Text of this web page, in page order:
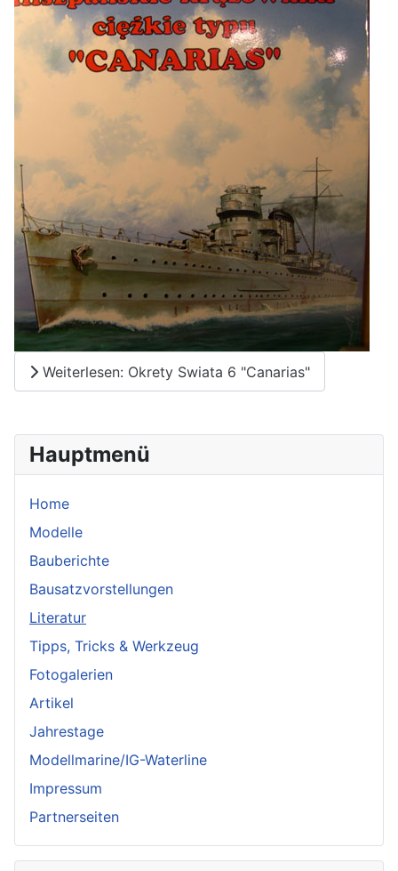
Hauptmenü
Home
Modelle
Bauberichte
Bausatzvorstellungen
Literatur
Tipps, Tricks & Werkzeug
Fotogalerien
Artikel
Jahrestage
Modellmarine/IG-Waterline
Impressum
Partnerseiten
Weiterlesen: Okrety Swiata 6 "Canarias"